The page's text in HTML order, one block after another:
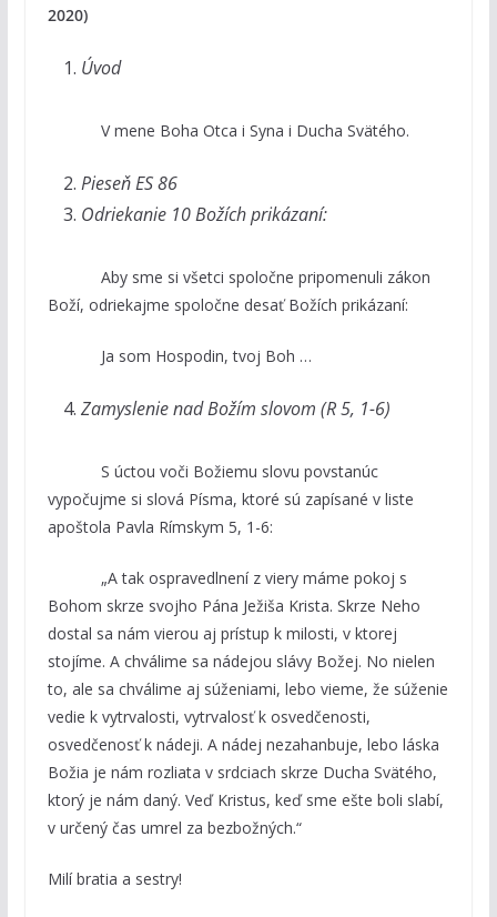
2020)
Úvod
V mene Boha Otca i Syna i Ducha Svätého.
Pieseň ES 86
Odriekanie 10 Božích prikázaní:
Aby sme si všetci spoločne pripomenuli zákon
Boží, odriekajme spoločne desať Božích prikázaní:
Ja som Hospodin, tvoj Boh …
Zamyslenie nad Božím slovom (R 5, 1-6)
S úctou voči Božiemu slovu povstanúc
vypočujme si slová Písma, ktoré sú zapísané v liste
apoštola Pavla Rímskym 5, 1-6:
„A tak ospravedlnení z viery máme pokoj s
Bohom skrze svojho Pána Ježiša Krista. Skrze Neho
dostal sa nám vierou aj prístup k milosti, v ktorej
stojíme. A chválime sa nádejou slávy Božej. No nielen
to, ale sa chválime aj súženiami, lebo vieme, že súženie
vedie k vytrvalosti, vytrvalosť k osvedčenosti,
osvedčenosť k nádeji. A nádej nezahanbuje, lebo láska
Božia je nám rozliata v srdciach skrze Ducha Svätého,
ktorý je nám daný. Veď Kristus, keď sme ešte boli slabí,
v určený čas umrel za bezbožných.“
Milí bratia a sestry!